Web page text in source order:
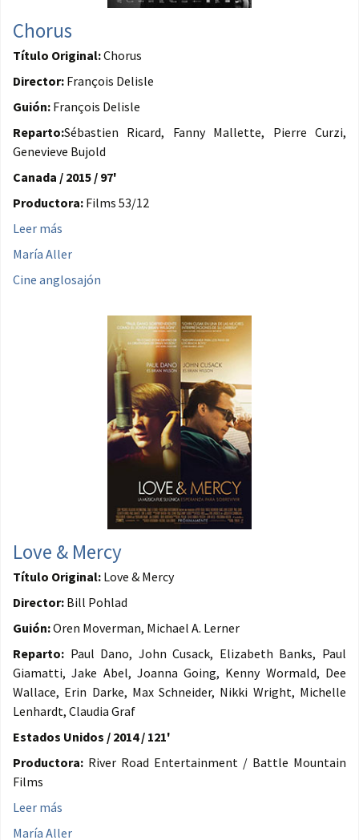
Chorus
Título Original:Chorus
Director: François Delisle
Guión: François Delisle
Reparto:Sébastien Ricard, Fanny Mallette, Pierre Curzi,
Genevieve Bujold
Canada / 2015 / 97'
Productora: Films 53/12
Leer más
María Aller
Cine anglosajón
Love & Mercy
Título Original: Love & Mercy
Director: Bill Pohlad
Guión:Oren Moverman, Michael A. Lerner
Reparto: Paul Dano, John Cusack, Elizabeth Banks, Paul
Giamatti, Jake Abel, Joanna Going, Kenny Wormald, Dee
Wallace, Erin Darke, Max Schneider, Nikki Wright, Michelle
Lenhardt, Claudia Graf
Estados Unidos / 2014 / 121'
Productora: River Road Entertainment / Battle Mountain
Films
Leer más
María Aller